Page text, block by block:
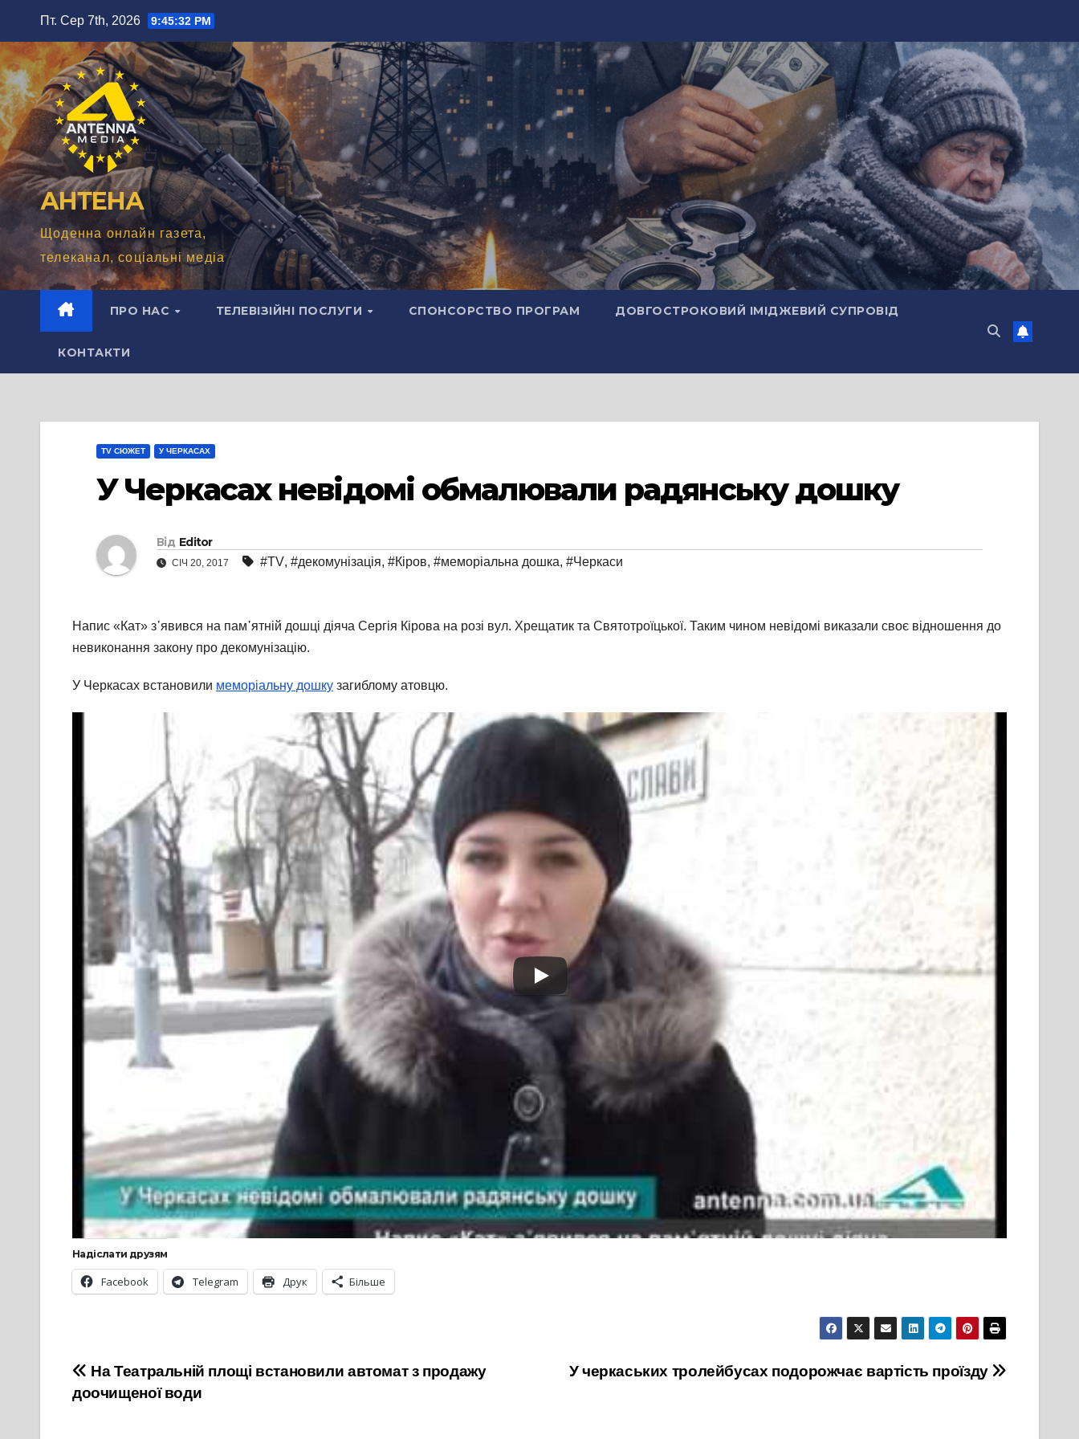
вмісту
Пт. Сер 7th, 2026 9:45:33 PM
АНТЕНА
Щоденна онлайн газета,
телеканал, соціальні медіа
ПРО НАС ТЕЛЕВІЗІЙНІ ПОСЛУГИ СПОНСОРСТВО ПРОГРАМ ДОВГОСТРОКОВИЙ ІМІДЖЕВИЙ СУПРОВІД
КОНТАКТИ
TV СЮЖЕТ У ЧЕРКАСАХ
У Черкасах невідомі обмалювали радянську дошку
Від Editor
СІЧ 20, 2017 #TV, #декомунізація, #Кіров, #меморіальна дошка, #Черкаси
Напис «Кат» з᾽явився на пам᾽ятній дошці діяча Сергія Кірова на розі вул. Хрещатик та Святотроїцької. Таким чином невідомі виказали своє відношення до
невиконання закону про декомунізацію.
У Черкасах встановили меморіальну дошку загиблому атовцю.
Надіслати друзям
Facebook Telegram Друк Більше
Навігація
записів
У черкаських тролейбусах подорожчає вартість проїзду
На Театральній площі встановили автомат з продажу
доочищеної води